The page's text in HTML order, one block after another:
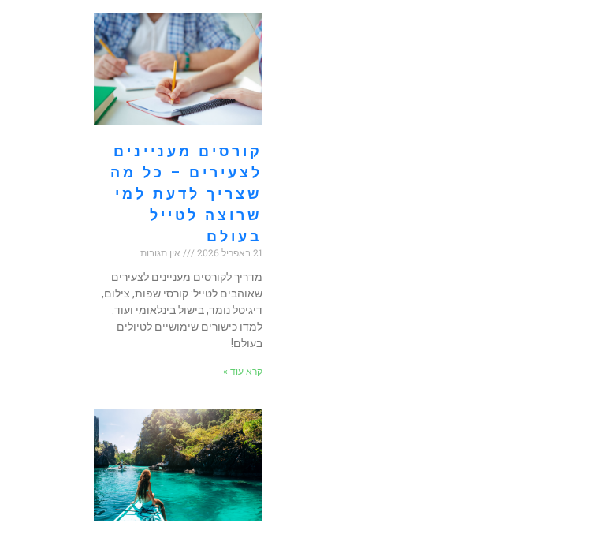
קורסים מעניינים
לצעירים – כל מה
שצריך לדעת למי
שרוצה לטייל
בעולם
21 באפריל 2026
אין תגובות
מדריך לקורסים מעניינים לצעירים
שאוהבים לטייל: קורסי שפות, צילום,
דיגיטל נומד, בישול בינלאומי ועוד.
למדו כישורים שימושיים לטיולים
בעולם!
קרא עוד »